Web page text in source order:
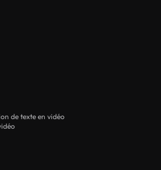
de texte en vidéo